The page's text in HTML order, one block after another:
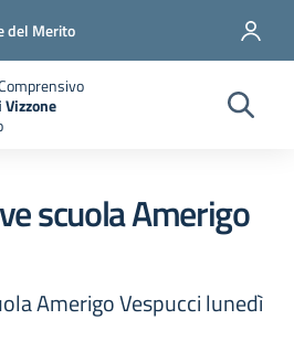
del Merito
scuola Amerigo
Amerigo Vespucci lunedì